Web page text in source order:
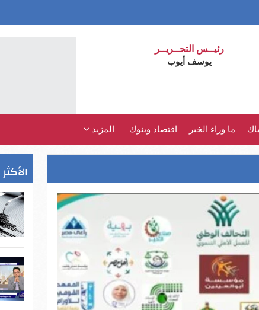
رئيــس التحــريــر
يوسف أيوب
ما وراء الخبر اقتصاد وبنوك المزيد